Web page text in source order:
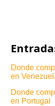
Donde
en
Donde
en Portugal